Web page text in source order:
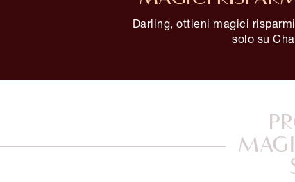
Darling, ottieni magici
solo su